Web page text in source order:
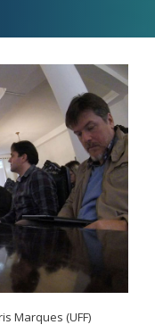
Marques (UFF)